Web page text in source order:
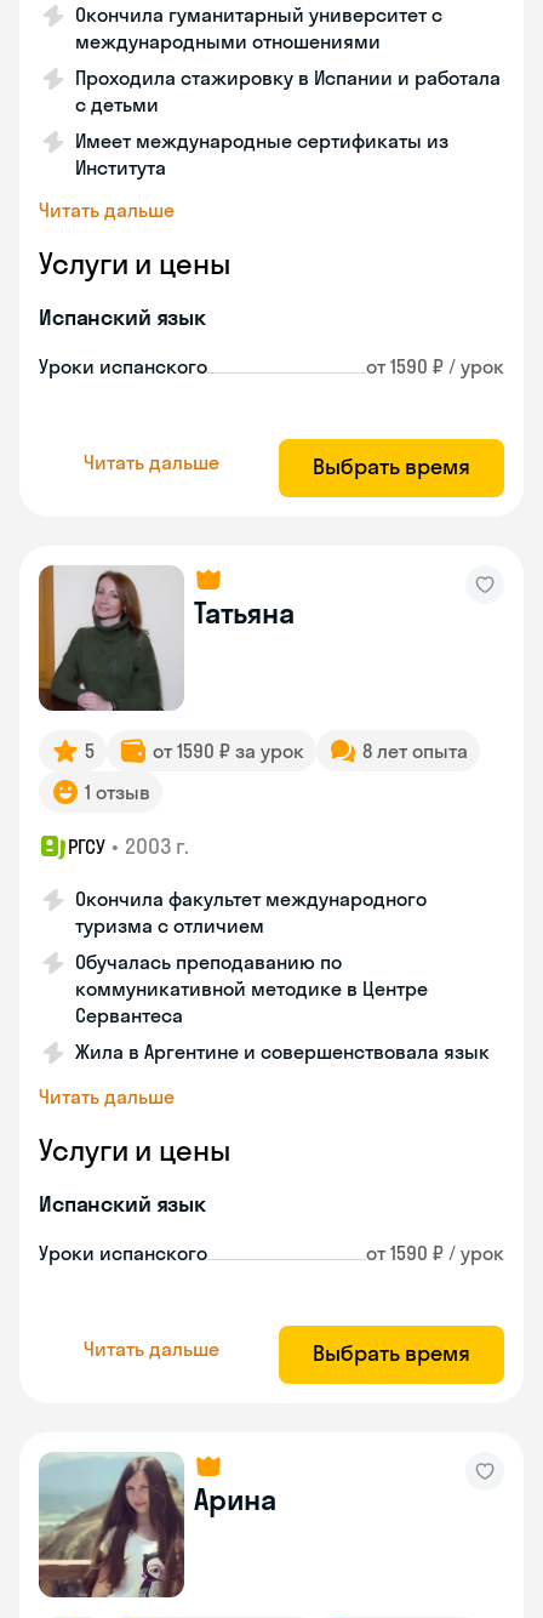
Окончила гуманитарный университет с
международными отношениями
Проходила стажировку в Испании и работала
с детьми
Имеет международные сертификаты из
Института
Читать дальше
Услуги и цены
Испанский язык
Уроки испанского от 1590 ₽ / урок
Читать дальше Выбрать время
Татьяна
5 от 1590 ₽ за урок
8 лет опыта
1 отзыв
РГСУ • 2003 г.
Окончила факультет международного
туризма с отличием
Обучалась преподаванию по
коммуникативной методике в Центре
Сервантеса
Жила в Аргентине и совершенствовала язык
Читать дальше
Услуги и цены
Испанский язык
Уроки испанского от 1590 ₽ / урок
Читать дальше Выбрать время
Арина